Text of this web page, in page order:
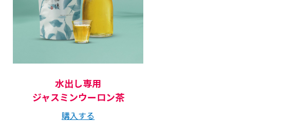
⽔出し専⽤
ジャスミンウーロン茶
購入する